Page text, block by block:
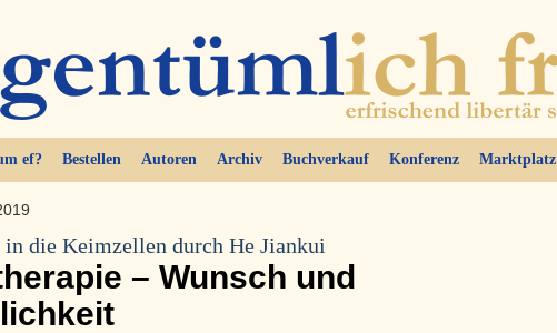
ef? Bestellen Autoren Archiv Buchverkauf Konferenz Marktplatz
die Keimzellen durch He Jiankui
– Wunsch und